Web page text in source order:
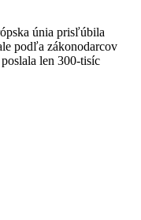
únia prisľúbila
podľa zákonodarcov
len 300-tisíc